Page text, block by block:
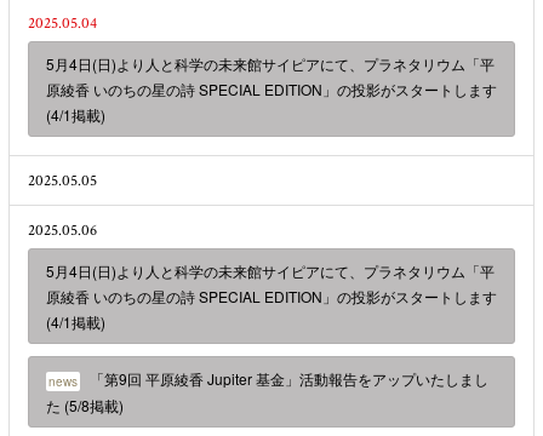
2025.05.04
5月4日(日)より人と科学の未来館サイピアにて、プラネタリウム「平
原綾香 いのちの星の詩 SPECIAL EDITION」の投影がスタートします
(4/1掲載)
2025.05.05
2025.05.06
5月4日(日)より人と科学の未来館サイピアにて、プラネタリウム「平
原綾香 いのちの星の詩 SPECIAL EDITION」の投影がスタートします
(4/1掲載)
news
「第9回 平原綾香 Jupiter 基金」活動報告をアップいたしまし
た (5/8掲載)